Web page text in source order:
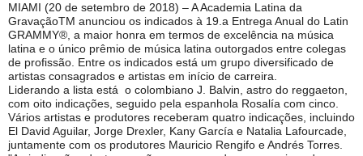
MIAMI (20 de setembro de 2018) – A Academia Latina da
GravaçãoTM anunciou os indicados à 19.a Entrega Anual do Latin
GRAMMY®, a maior honra em termos de excelência na música
latina e o único prêmio de música latina outorgados entre colegas
de profissão. Entre os indicados está um grupo diversificado de
artistas consagrados e artistas em início de carreira.
Liderando a lista está o colombiano J. Balvin, astro do reggaeton,
com oito indicações, seguido pela espanhola Rosalía com cinco.
Vários artistas e produtores receberam quatro indicações, incluindo
El David Aguilar, Jorge Drexler, Kany García e Natalia Lafourcade,
juntamente com os produtores Mauricio Rengifo e Andrés Torres.